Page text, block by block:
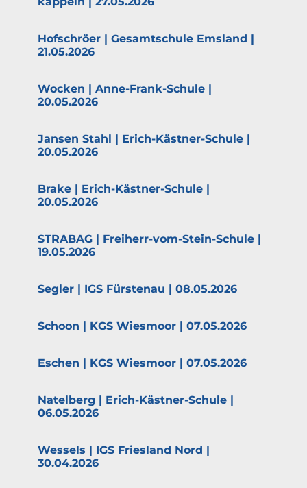
Hofschröer | Gesamt­schule Emsland |
21.05.2026
Wocken | Anne-Frank-Schule |
20.05.2026
Jansen Stahl | Erich-Kästner-Schule |
20.05.2026
Brake | Erich-Kästner-Schule |
20.05.2026
STRABAG | Freiherr-vom-Stein-Schule |
19.05.2026
Segler | IGS Fürstenau | 08.05.2026
Schoon | KGS Wiesmoor | 07.05.2026
Eschen | KGS Wiesmoor | 07.05.2026
Natelberg | Erich-Kästner-Schule |
06.05.2026
Wessels | IGS Friesland Nord |
30.04.2026